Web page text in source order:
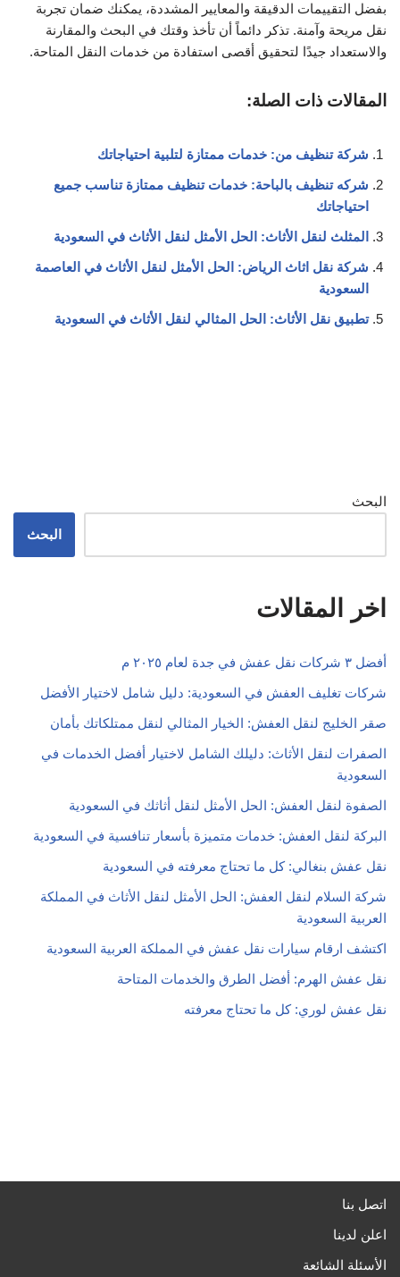
بفضل التقييمات الدقيقة والمعايير المشددة، يمكنك ضمان تجربة
نقل مريحة وآمنة. تذكر دائماً أن تأخذ وقتك في البحث والمقارنة
والاستعداد جيدًا لتحقيق أقصى استفادة من خدمات النقل المتاحة.
المقالات ذات الصلة:
شركة تنظيف من: خدمات ممتازة لتلبية احتياجاتك
شركه تنظيف بالباحة: خدمات تنظيف ممتازة تناسب جميع
احتياجاتك
المثلث لنقل الأثاث: الحل الأمثل لنقل الأثاث في السعودية
شركة نقل اثاث الرياض: الحل الأمثل لنقل الأثاث في العاصمة
السعودية
تطبيق نقل الأثاث: الحل المثالي لنقل الأثاث في السعودية
البحث
البحث
اخر المقالات
أفضل ٣ شركات نقل عفش في جدة لعام ٢٠٢٥ م
شركات تغليف العفش في السعودية: دليل شامل لاختيار الأفضل
صقر الخليج لنقل العفش: الخيار المثالي لنقل ممتلكاتك بأمان
الصفرات لنقل الأثاث: دليلك الشامل لاختيار أفضل الخدمات في
السعودية
الصفوة لنقل العفش: الحل الأمثل لنقل أثاثك في السعودية
البركة لنقل العفش: خدمات متميزة بأسعار تنافسية في السعودية
نقل عفش بنغالي: كل ما تحتاج معرفته في السعودية
شركة السلام لنقل العفش: الحل الأمثل لنقل الأثاث في المملكة
العربية السعودية
اكتشف ارقام سيارات نقل عفش في المملكة العربية السعودية
نقل عفش الهرم: أفضل الطرق والخدمات المتاحة
نقل عفش لوري: كل ما تحتاج معرفته
اتصل بنا
اعلن لدينا
الأسئلة الشائعة